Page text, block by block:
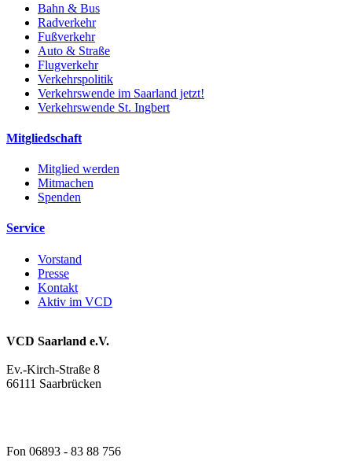
Bahn & Bus
Radverkehr
Fußverkehr
Auto & Straße
Flugverkehr
Verkehrspolitik
Verkehrswende im Saarland jetzt!
Verkehrswende St. Ingbert
Mitgliedschaft
Mitglied werden
Mitmachen
Spenden
Service
Vorstand
Presse
Kontakt
Aktiv im VCD
VCD Saarland e.V.
Ev.-Kirch-Straße 8
66111 Saarbrücken
Fon 06893 - 83 88 756